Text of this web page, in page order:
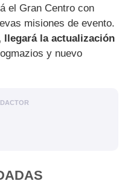
el Gran Centro con
misiones de evento.
llegará la actualización
y nuevo